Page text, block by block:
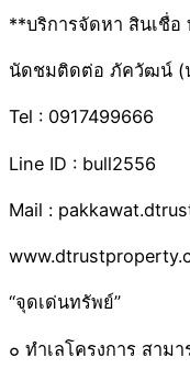
**บริการจัดหา สินเชื่อ
นัดชมติดต่อ ภัควัฒน์ (
Tel : 0917499666
Line ID : bull2556
Mail :
“จุดเด่นทรัพย์”
๐ ทำเลโครงการ สาม